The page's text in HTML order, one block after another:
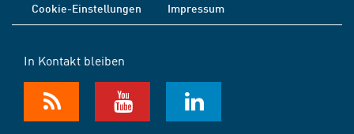
Cookie-Einstellungen
Impressum
In Kontakt bleiben